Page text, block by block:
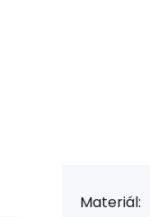
Materiál: